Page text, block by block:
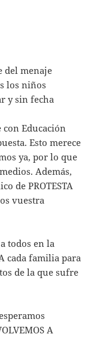
del menaje
los niños
y sin fecha
Educación
Esto merece
ya, por lo que
Además,
de PROTESTA
vuestra
todos en la
cada familia para
de la que sufre
A